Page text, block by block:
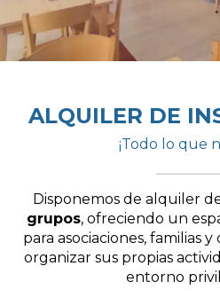
ALQUILER DE
¡Todo lo que
Disponemos de alquiler
grupos, ofreciendo un
para asociaciones, familias
organizar sus propias
entorno